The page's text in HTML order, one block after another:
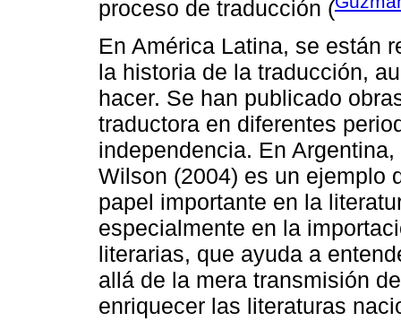
proceso de traducción (
En América Latina, se están
la historia de la traducción,
hacer. Se han publicado
traductora en diferentes
independencia. En
Wilson (2004) es un ejemplo
papel importante en la
especialmente en la
literarias, que ayuda a
allá de la mera transmisión
enriquecer las literaturas